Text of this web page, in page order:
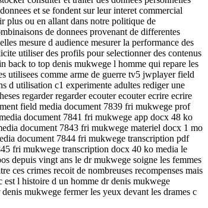
et se fondent sur leur interet commercial
plus ou en allant dans notre politique de
de donnees provenant de differentes
mesure d audience mesurer la performance des
utiliser des profils pour selectionner des contenus
back to top denis mukwege l homme qui repare les
utilisees comme arme de guerre tv5 jwplayer field
d utilisation c1 experimente adultes rediger une
regarder regarder ecouter ecouter ecrire ecrire
field media document 7839 fri mukwege prof
document 7841 fri mukwege app docx 48 ko
document 7843 fri mukwege materiel docx 1 mo
document 7844 fri mukwege transcription pdf
fri mukwege transcription docx 40 ko media le
depuis vingt ans le dr mukwege soigne les femmes
ces crimes recoit de nombreuses recompenses mais
l histoire d un homme dr denis mukwege
mukwege fermer les yeux devant les drames c